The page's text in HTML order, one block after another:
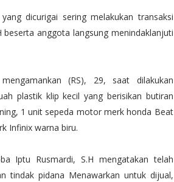
dicurigai sering melakukan transaksi
anggota langsung menindaklanjuti
(RS), 29, saat dilakukan
plastik klip kecil yang berisikan butiran
1 unit sepeda motor merk honda Beat
Infinix warna biru.
Iptu Rusmardi, S.H mengatakan telah
tindak pidana Menawarkan untuk dijual,